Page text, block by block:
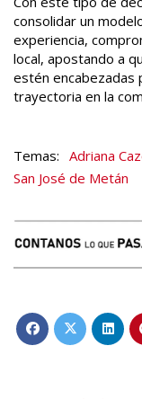
consolidar un
experiencia,
local, apostando a
estén encabezadas
trayectoria en la
Adriana
San José de Metán